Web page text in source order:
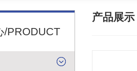
/PRODUCT
产品展示